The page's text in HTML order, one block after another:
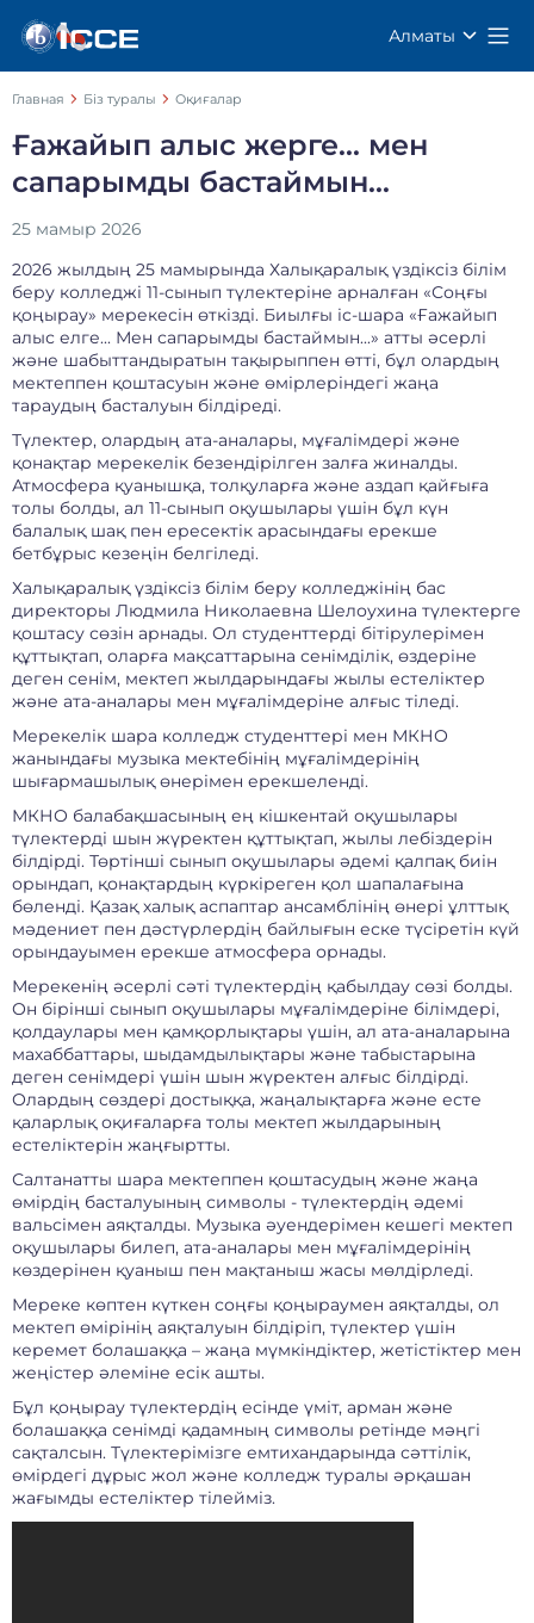
Алматы
Главная Біз туралы Оқиғалар
Ғажайып алыс жерге... мен
сапарымды бастаймын...
25 мамыр 2026
2026 жылдың 25 мамырында Халықаралық үздіксіз білім
беру колледжі 11-сынып түлектеріне арналған «Соңғы
қоңырау» мерекесін өткізді. Биылғы іс-шара «Ғажайып
алыс елге... Мен сапарымды бастаймын...» атты әсерлі
және шабыттандыратын тақырыппен өтті, бұл олардың
мектеппен қоштасуын және өмірлеріндегі жаңа
тараудың басталуын білдіреді.
Түлектер, олардың ата-аналары, мұғалімдері және
қонақтар мерекелік безендірілген залға жиналды.
Атмосфера қуанышқа, толқуларға және аздап қайғыға
толы болды, ал 11-сынып оқушылары үшін бұл күн
балалық шақ пен ересектік арасындағы ерекше
бетбұрыс кезеңін белгіледі.
Халықаралық үздіксіз білім беру колледжінің бас
директоры Людмила Николаевна Шелоухина түлектерге
қоштасу сөзін арнады. Ол студенттерді бітірулерімен
құттықтап, оларға мақсаттарына сенімділік, өздеріне
деген сенім, мектеп жылдарындағы жылы естеліктер
және ата-аналары мен мұғалімдеріне алғыс тіледі.
Мерекелік шара колледж студенттері мен МКНО
жанындағы музыка мектебінің мұғалімдерінің
шығармашылық өнерімен ерекшеленді.
МКНО балабақшасының ең кішкентай оқушылары
түлектерді шын жүректен құттықтап, жылы лебіздерін
білдірді. Төртінші сынып оқушылары әдемі қалпақ биін
орындап, қонақтардың күркіреген қол шапалағына
бөленді. Қазақ халық аспаптар ансамблінің өнері ұлттық
мәдениет пен дәстүрлердің байлығын еске түсіретін күй
орындауымен ерекше атмосфера орнады.
Мерекенің әсерлі сәті түлектердің қабылдау сөзі болды.
Он бірінші сынып оқушылары мұғалімдеріне білімдері,
қолдаулары мен қамқорлықтары үшін, ал ата-аналарына
махаббаттары, шыдамдылықтары және табыстарына
деген сенімдері үшін шын жүректен алғыс білдірді.
Олардың сөздері достыққа, жаңалықтарға және есте
қаларлық оқиғаларға толы мектеп жылдарының
естеліктерін жаңғыртты.
Салтанатты шара мектеппен қоштасудың және жаңа
өмірдің басталуының символы - түлектердің әдемі
вальсімен аяқталды. Музыка әуендерімен кешегі мектеп
оқушылары билеп, ата-аналары мен мұғалімдерінің
көздерінен қуаныш пен мақтаныш жасы мөлдірледі.
Мереке көптен күткен соңғы қоңыраумен аяқталды, ол
мектеп өмірінің аяқталуын білдіріп, түлектер үшін
керемет болашаққа – жаңа мүмкіндіктер, жетістіктер мен
жеңістер әлеміне есік ашты.
Бұл қоңырау түлектердің есінде үміт, арман және
болашаққа сенімді қадамның символы ретінде мәңгі
сақталсын. Түлектерімізге емтихандарында сәттілік,
өмірдегі дұрыс жол және колледж туралы әрқашан
жағымды естеліктер тілейміз.